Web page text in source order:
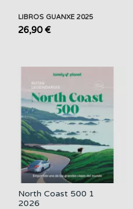
LIBROS GUANXE 2025
26,90 €
North Coast 500 1
2026